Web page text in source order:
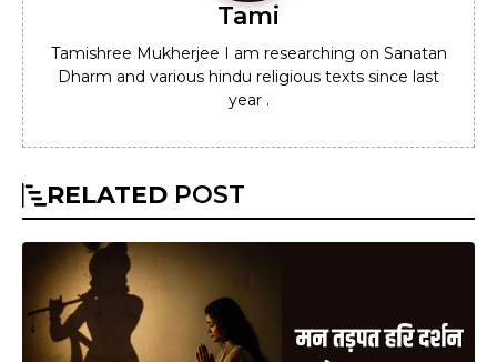
Tami
Tamishree Mukherjee I am researching on Sanatan
Dharm and various hindu religious texts since last
year .
RELATED POST